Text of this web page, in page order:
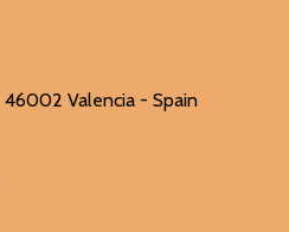
Valencia - Spain